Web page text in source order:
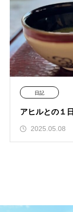
日記
アヒルとの１日
2025.05.08